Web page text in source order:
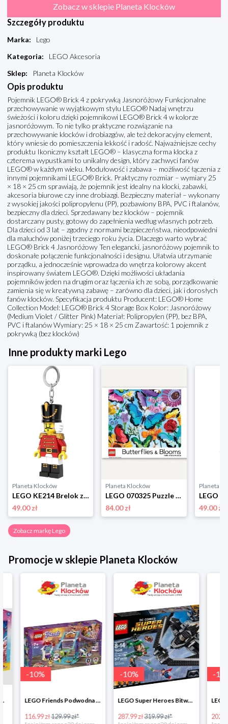
Zobacz w sklepie Planeta Klocków
Szczegóły produktu
Marka:
Lego
Kategoria:
LEGO Akcesoria
Sklep: Planeta Klocków
Opis produktu
Pojemnik LEGO® Brick 4 z pokrywką Jasnoróżowy Funkcjonalne
przechowywanie w wyjątkowym stylu LEGO® Nadaj wnętrzu
świeżości i koloru dzięki pojemnikowi LEGO® Brick 4 w kolorze
jasnoróżowym. To nie tylko praktyczne rozwiązanie na
przechowywanie klocków i drobiazgów, ale też dekoracyjny element,
który wniesie do pomieszczenia lekkość i radość. Najważniejsze cechy
produktu Ikoniczny kształt LEGO® – klasyczna forma klocka z
czterema wypustkami to unikalny design, który zachwyci fanów
LEGO® w każdym wieku. Modułowość i zabawa – możliwość łączenia z
innymi pojemnikami LEGO® Brick. Praktyczny rozmiar – wymiary 25
× 18 × 25 cm sprawiają, że pojemnik jest idealny na klocki, zabawki,
akcesoria biurowe czy inne drobiazgi. Bezpieczny materiał – wykonany
z wysokiej jakości polipropylenu (PP), pozbawiony BPA, PVC i ftalanów,
bezpieczny dla dzieci. Sprzedawany bez klocków – pojemnik
dostarczany pusty, gotowy do zapełnienia według własnych potrzeb.
Dla dzieci od 3 lat – zgodny z normami bezpieczeństwa, nieodpowiedni
dla maluchów poniżej trzeciego roku życia. Dlaczego warto wybrać
LEGO® Brick 4 Jasnoróżowy Ten elegancki, jasnoróżowy pojemnik to
doskonałe połączenie funkcjonalności i designu. Ułatwia utrzymanie
porządku, a jednocześnie wprowadza do wnętrza kolorowy akcent
inspirowany światem LEGO®. Dzięki możliwości układania
pojemników jeden na drugim oraz łączenia ich ze sobą, porządkowanie
zamienia się w kreatywną zabawę – zarówno dla dzieci, jak i dorosłych
fanów klocków. Specyfikacja produktu Producent: LEGO® Home
Collection Model: LEGO® Brick 4 Storage Box Kolor: Jasnoróżowy
(Medium Violet / Glitter Pink) Materiał: Polipropylen (PP), bez BPA,
PVC i ftalanów Wymiary: 25 × 18 × 25 cm Zawartość: 1 pojemnik z
pokrywką (bez klocków)
Inne produkty marki Lego
Planeta Klocków
LEGO KE214 Brelok z latarką Dziadek do orzechów Lego
49.00 zł
Planeta Klocków
LEGO 070325 Puzzle Butterflies & Blooms (1000 elementów) Lego
84.00 zł
Planeta
49.00 zł
Zobacz markę Lego
Promocje w sklepie Planeta Klocków
%
LEGO Friends Podwodna Frajda w super cenie
116.99 zł129.99 zł*
%
LEGO Super Heroes Bitwa powietrzna w super cenie
287.99 zł319.99 zł*
%
202.49 zł